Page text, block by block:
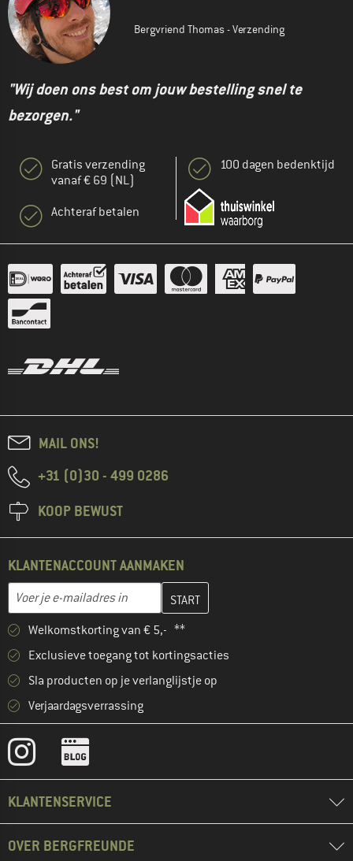
Bergvriend Thomas - Verzending
"Wij doen ons best om jouw bestelling snel te
bezorgen."
Gratis verzending
vanaf € 69 (NL)
Achteraf betalen
100 dagen bedenktijd
MAIL ONS!
+31 (0)30 - 499 0286
KOOP BEWUST
KLANTENACCOUNT AANMAKEN
E-mailadres
Vul je e-mailadres hier in en maak in de volgende stap je
Welkomstkorting van € 5,- **
Exclusieve toegang tot kortingsacties
Sla producten op je verlanglijstje op
Verjaardagsverrassing
KLANTENSERVICE
OVER BERGFREUNDE